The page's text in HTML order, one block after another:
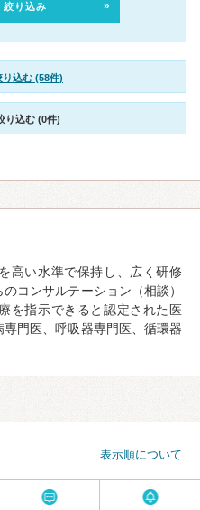
絞り込み
り込む (58件)
り込む (0件)
高い水準で保持し、広く研修
コンサルテーション（相談）
を指示できると認定された医
門医、呼吸器専門医、循環器
表示順について